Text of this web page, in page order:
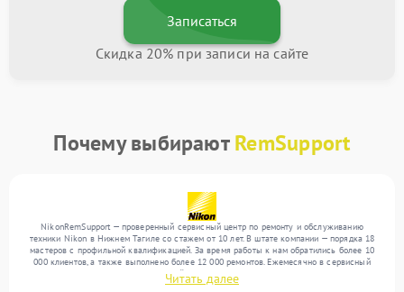
Записаться
Скидка 20% при записи на сайте
Почему выбираютRemSupport
NikonRemSupport — проверенный сервисный центр по ремонту и обслуживанию
техники Nikon в Нижнем Тагиле со стажем от 10 лет. В штате компании — порядка 18
мастеров с профильной квалификацией. За время работы к нам обратились более 10
000 клиентов, а также выполнено более 12 000 ремонтов. Ежемесячно в сервисный
центр поступает более 300 обращений, включая , , . Мы работаем с широким спектром
неисправностей и обеспечиваем надежный результат благодаря отлаженным
Читать далее